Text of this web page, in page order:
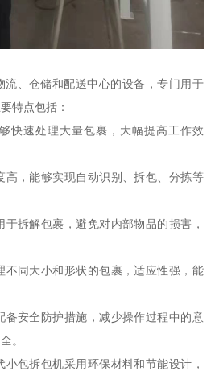
流、仓储和配送中心的设备，专门用于
特点包括：
快速处理大量包裹，大幅提高工作效
，能够实现自动识别、拆包、分拣等
拆解包裹，避免对内部物品的损害，
同大小和形状的包裹，适应性强，能
安全防护措施，减少操作过程中的意
。
包拆包机采用环保材料和节能设计，